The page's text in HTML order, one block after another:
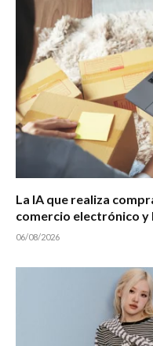
La IA que realiza
comercio electrónico y
06/08/2026